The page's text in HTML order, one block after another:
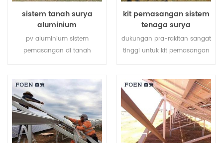
dengan air dingin untuk
memenuhi persyaratan
kekerasan.
sistem tanah surya
aluminium
pv aluminium sistem
pemasangan di tanah
memastikan kemampuan
anti korosif yang sangat baik.
kit pemasangan sistem
tenaga surya
dukungan pra-rakitan sangat
tinggi untuk kit pemasangan
biaya tenaga kerja Anda dan
mempersingkat waktu
pemasangan.